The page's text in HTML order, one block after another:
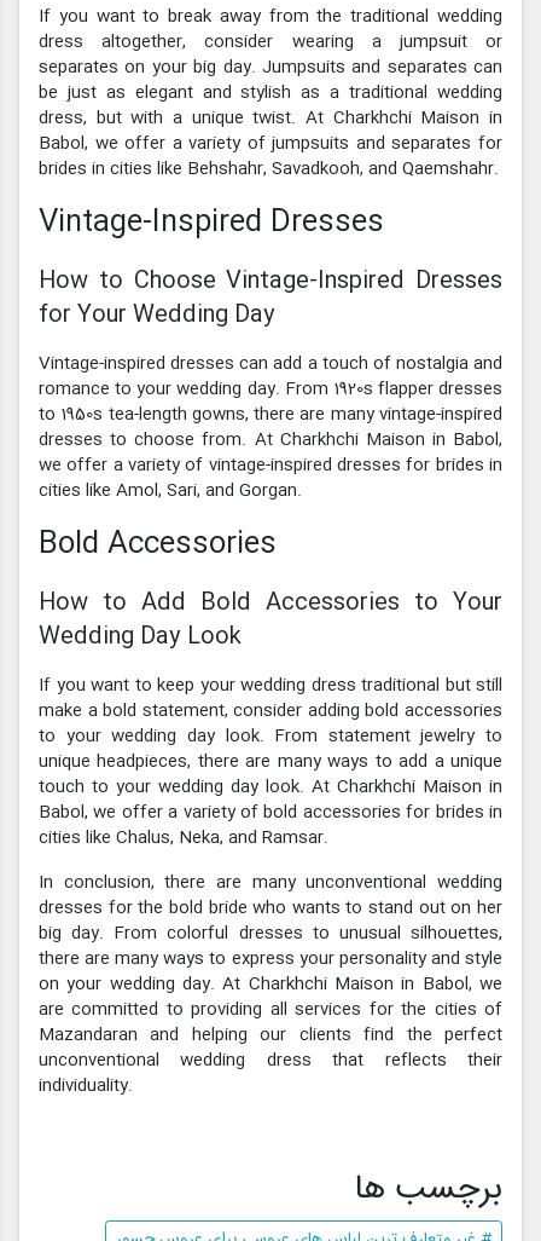
If you want to break away from the traditional wedding
dress altogether, consider wearing a jumpsuit or
separates on your big day. Jumpsuits and separates can
be just as elegant and stylish as a traditional wedding
dress, but with a unique twist. At Charkhchi Maison in
Babol, we offer a variety of jumpsuits and separates for
brides in cities like Behshahr, Savadkooh, and Qaemshahr.
Vintage-Inspired Dresses
How to Choose Vintage-Inspired Dresses
for Your Wedding Day
Vintage-inspired dresses can add a touch of nostalgia and
romance to your wedding day. From 1920s flapper dresses
to 1950s tea-length gowns, there are many vintage-inspired
dresses to choose from. At Charkhchi Maison in Babol,
we offer a variety of vintage-inspired dresses for brides in
cities like Amol, Sari, and Gorgan.
Bold Accessories
How to Add Bold Accessories to Your
Wedding Day Look
If you want to keep your wedding dress traditional but still
make a bold statement, consider adding bold accessories
to your wedding day look. From statement jewelry to
unique headpieces, there are many ways to add a unique
touch to your wedding day look. At Charkhchi Maison in
Babol, we offer a variety of bold accessories for brides in
cities like Chalus, Neka, and Ramsar.
In conclusion, there are many unconventional wedding
dresses for the bold bride who wants to stand out on her
big day. From colorful dresses to unusual silhouettes,
there are many ways to express your personality and style
on your wedding day. At Charkhchi Maison in Babol, we
are committed to providing all services for the cities of
Mazandaran and helping our clients find the perfect
unconventional wedding dress that reflects their
individuality.
برچسب ها